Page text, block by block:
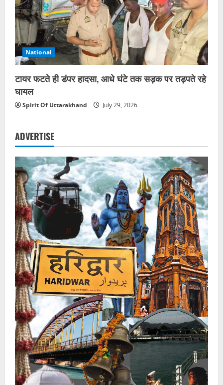
National
टायर फटते ही डंपर हादसा, आधे घंटे तक सड़क पर तड़पते रहे
घायल
Spirit Of Uttarakhand July 29, 2026
ADVERTISE